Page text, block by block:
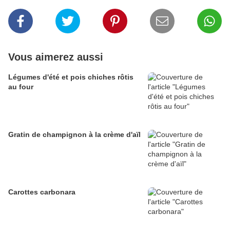
Vous aimerez aussi
Légumes d'été et pois chiches rôtis
au four
Gratin de champignon à la crème d'aïl
Carottes carbonara